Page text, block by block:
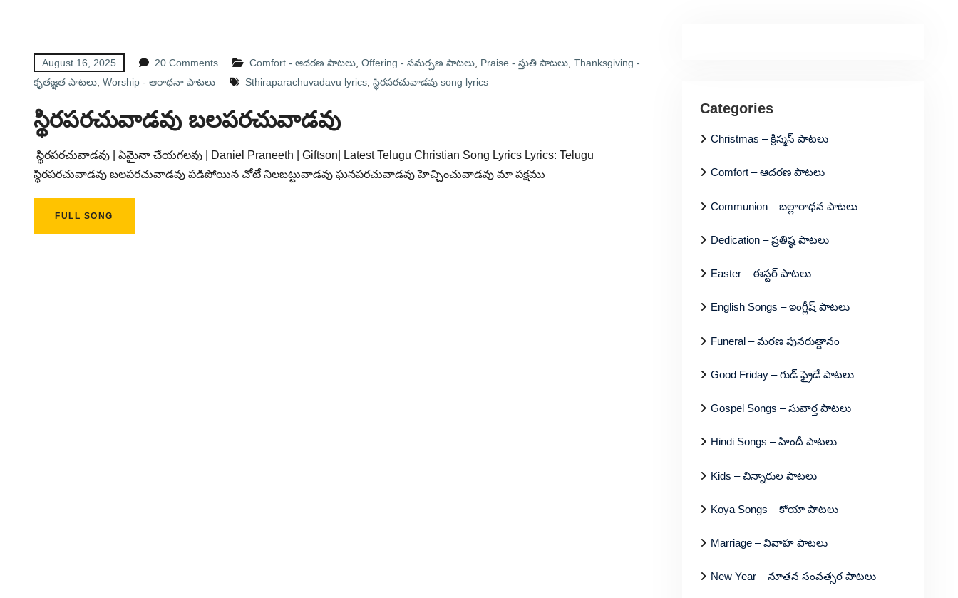
August 16, 2025 20 Comments Comfort - ఆదరణ పాటలు Offering - సమర్పణ పాటలు Praise - స్తుతి పాటలు Thanksgiving -
కృతజ్ఞత పాటలు Worship - ఆరాధనా పాటలు Sthiraparachuvadavu lyrics స్థిరపరచువాడవు song lyrics
స్థిరపరచువాడవు బలపరచువాడవు
స్థిరపరచువాడవు | ఏమైనా చేయగలవు | Daniel Praneeth | Giftson| Latest Telugu Christian Song Lyrics Lyrics: Telugu
స్థిరపరచువాడవు బలపరచువాడవు పడిపోయిన చోటే నిలబట్టువాడవు ఘనపరచువాడవు హెచ్చించువాడవు మా పక్షము
FULL SONG
Categories
Christmas – క్రిస్మస్ పాటలు
Comfort – ఆదరణ పాటలు
Communion – బల్లారాధన పాటలు
Dedication – ప్రతిష్ఠ పాటలు
Easter – ఈస్టర్ పాటలు
English Songs – ఇంగ్లీష్ పాటలు
Funeral – మరణ పునరుత్దానం
Good Friday – గుడ్ ఫ్రైడే పాటలు
Gospel Songs – సువార్త పాటలు
Hindi Songs – హిందీ పాటలు
Kids – చిన్నారుల పాటలు
Koya Songs – కోయా పాటలు
Marriage – వివాహ పాటలు
New Year – నూతన సంవత్సర పాటలు